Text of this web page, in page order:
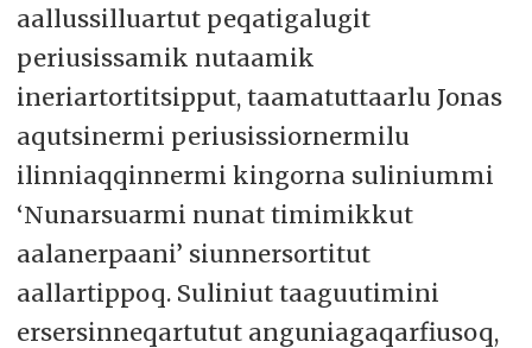
aallussilluartut peqatigalugit
periusissamik nutaamik
ineriartortitsipput, taamatuttaarlu Jonas
aqutsinermi periusissiornermilu
ilinniaqqinnermi kingorna suliniummi
‘Nunarsuarmi nunat timimikkut
aalanerpaani’ siunnersortitut
aallartippoq. Suliniut taaguutimini
ersersinneqartutut anguniagaqarfiusoq,